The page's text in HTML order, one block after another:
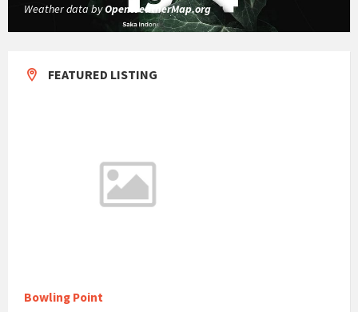
Weather data byOpenWeatherMap.org
FEATURED LISTING
Bowling Point